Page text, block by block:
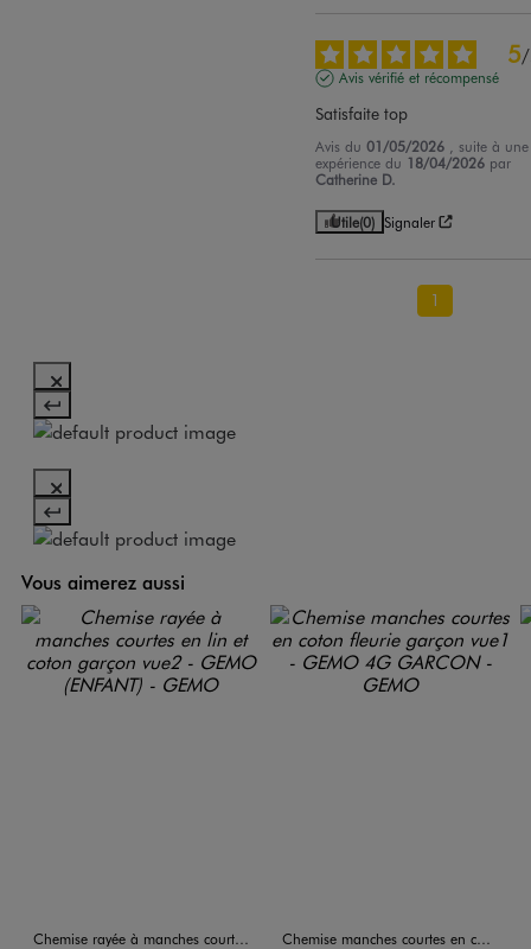
5/
Avis vérifié et récompensé
Satisfaite top
Avis du01/05/2026
, suite à une
expérience du 18/04/2026 par
Catherine D.
Utile(0) Signaler
1
Vous aimerez aussi
Chemise rayée à manches courtes en lin et coton garçon Chemise manches courtes en coton fleurie garçon